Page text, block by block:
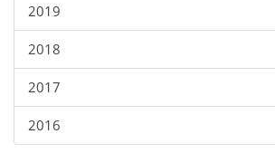
2019
2018
2017
2016